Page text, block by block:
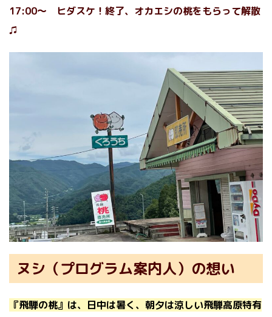
17:00〜 ヒダスケ！終了、オカエシの桃をもらって解散
♫
ヌシ（プログラム案内人）の想い
『飛騨の桃』は、日中は暑く、朝夕は涼しい飛騨高原特有